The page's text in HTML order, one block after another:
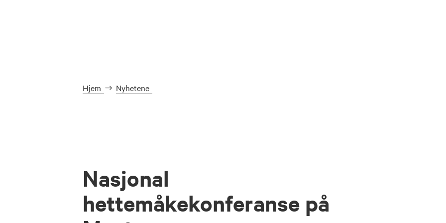
Hjem Nyhetene
Nasjonal
hettemåkekonferanse på